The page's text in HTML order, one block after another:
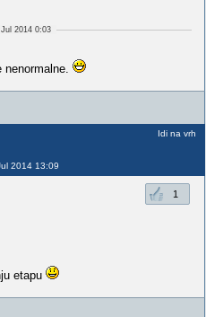
2014 0:03
2014 13:09
Idi na vrh
1
etapu